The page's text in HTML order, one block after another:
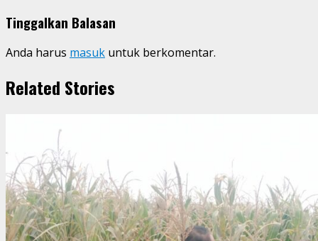
Tinggalkan Balasan
Anda harus masuk untuk berkomentar.
Related Stories